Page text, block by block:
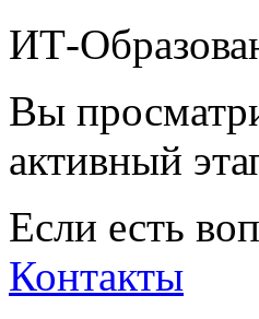
ИТ-
Вы
активный
Если есть
Контакты